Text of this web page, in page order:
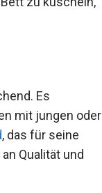
Es
mit jungen oder
, das für seine
Qualität und